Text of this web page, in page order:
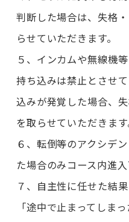
判断した場合は、失格
らせていただきます。
５、インカムや無線機
持ち込みは禁止とさせ
込みが発覚した場合、
を取らせていただきます
６、転倒等のアクシデ
た場合のみコース内進
７、自主性に任せた結
「途中で止まってしま